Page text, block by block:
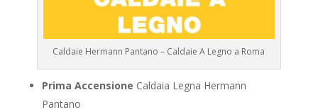
Caldaie Hermann Pantano – Caldaie A Legno a Roma
Prima Accensione Caldaia Legna Hermann
Pantano